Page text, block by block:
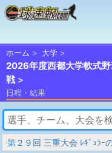
ホーム 大学
2026年度西都大学軟式野
戦
日程・結果
第２９回 三